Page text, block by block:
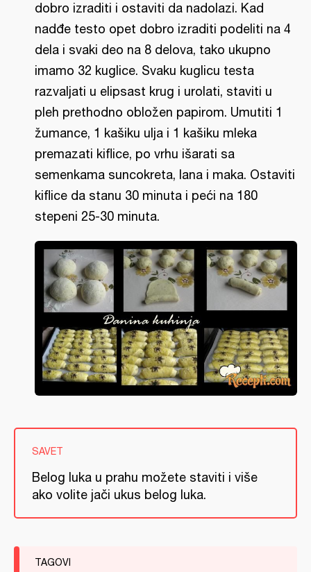
dobro izraditi i ostaviti da nadolazi. Kad
nadđe testo opet dobro izraditi podeliti na 4
dela i svaki deo na 8 delova, tako ukupno
imamo 32 kuglice. Svaku kuglicu testa
razvaljati u elipsast krug i urolati, staviti u
pleh prethodno obložen papirom. Umutiti 1
žumance, 1 kašiku ulja i 1 kašiku mleka
premazati kiflice, po vrhu išarati sa
semenkama suncokreta, lana i maka. Ostaviti
kiflice da stanu 30 minuta i peći na 180
stepeni 25-30 minuta.
SAVET
Belog luka u prahu možete staviti i više
ako volite jači ukus belog luka.
TAGOVI